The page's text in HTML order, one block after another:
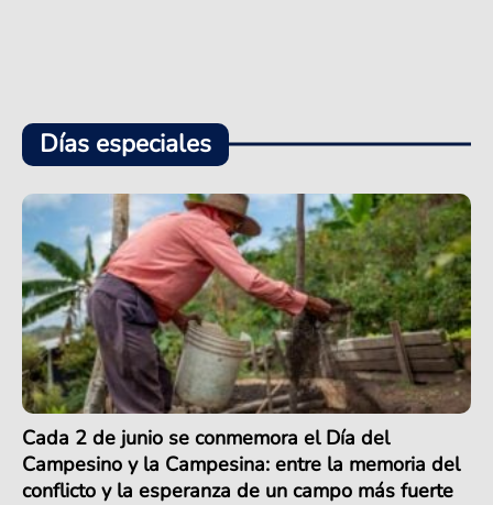
Días especiales
Cada 2 de junio se conmemora el Día del
Campesino y la Campesina: entre la memoria del
conflicto y la esperanza de un campo más fuerte